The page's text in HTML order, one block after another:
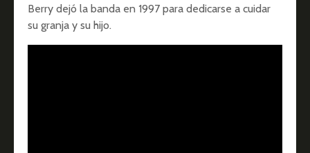
Berry dejó la banda en 1997 para dedicarse a cuidar
su granja y su hijo.